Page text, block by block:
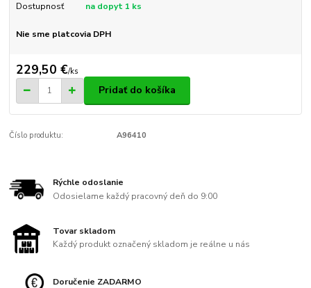
Dostupnosť na dopyt 1 ks
Nie sme platcovia DPH
229,50 €/ks
Pridať do košíka
Číslo produktu: A96410
Rýchle odoslanie
Odosielame každý pracovný deň do 9:00
Tovar skladom
Každý produkt označený skladom je reálne u nás
Doručenie ZADARMO